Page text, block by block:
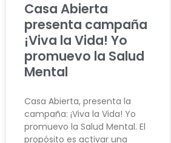
Casa Abierta
presenta campaña
¡Viva la Vida! Yo
promuevo la Salud
Mental
Casa Abierta, presenta la
campaña: ¡Viva la Vida! Yo
promuevo la Salud Mental. El
propósito es activar una